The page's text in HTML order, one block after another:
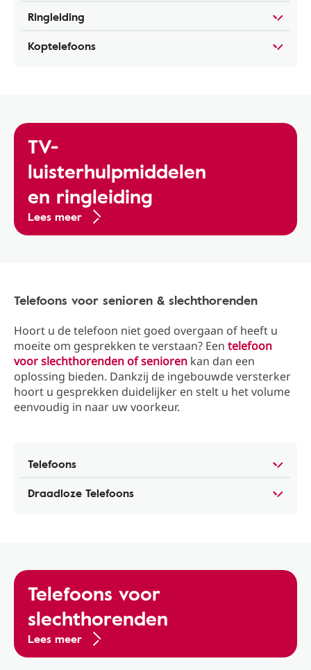
Ringleiding
Koptelefoons
TV-
luisterhulpmiddelen
en ringleiding
Lees meer
Telefoons voor senioren & slechthorenden
Hoort u de telefoon niet goed overgaan of heeft u
moeite om gesprekken te verstaan? Een telefoon
voor slechthorenden of senioren kan dan een
oplossing bieden. Dankzij de ingebouwde versterker
hoort u gesprekken duidelijker en stelt u het volume
eenvoudig in naar uw voorkeur.
Telefoons
Draadloze Telefoons
Telefoons voor
slechthorenden
Lees meer